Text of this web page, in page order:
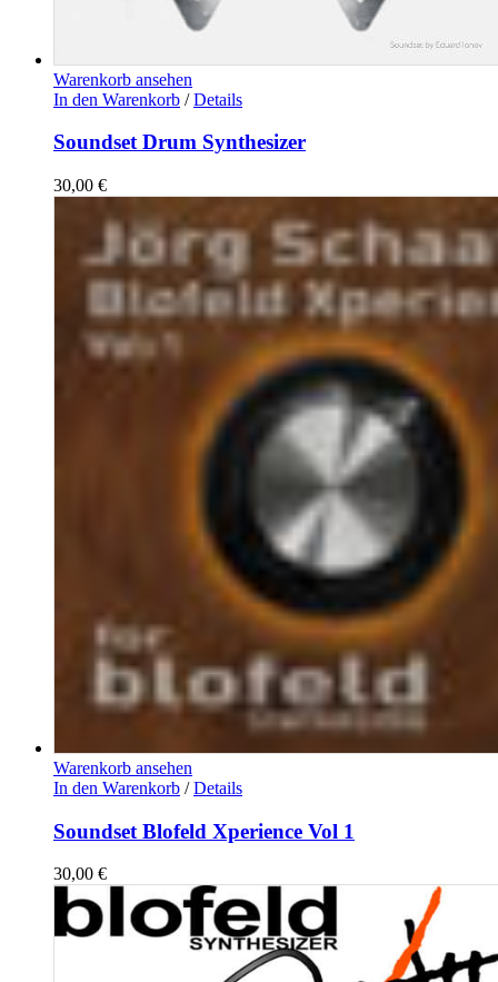
Warenkorb ansehen
In den Warenkorb / Details
Soundset Drum Synthesizer
30,00 €
Warenkorb ansehen
In den Warenkorb / Details
Soundset Blofeld Xperience Vol 1
30,00 €